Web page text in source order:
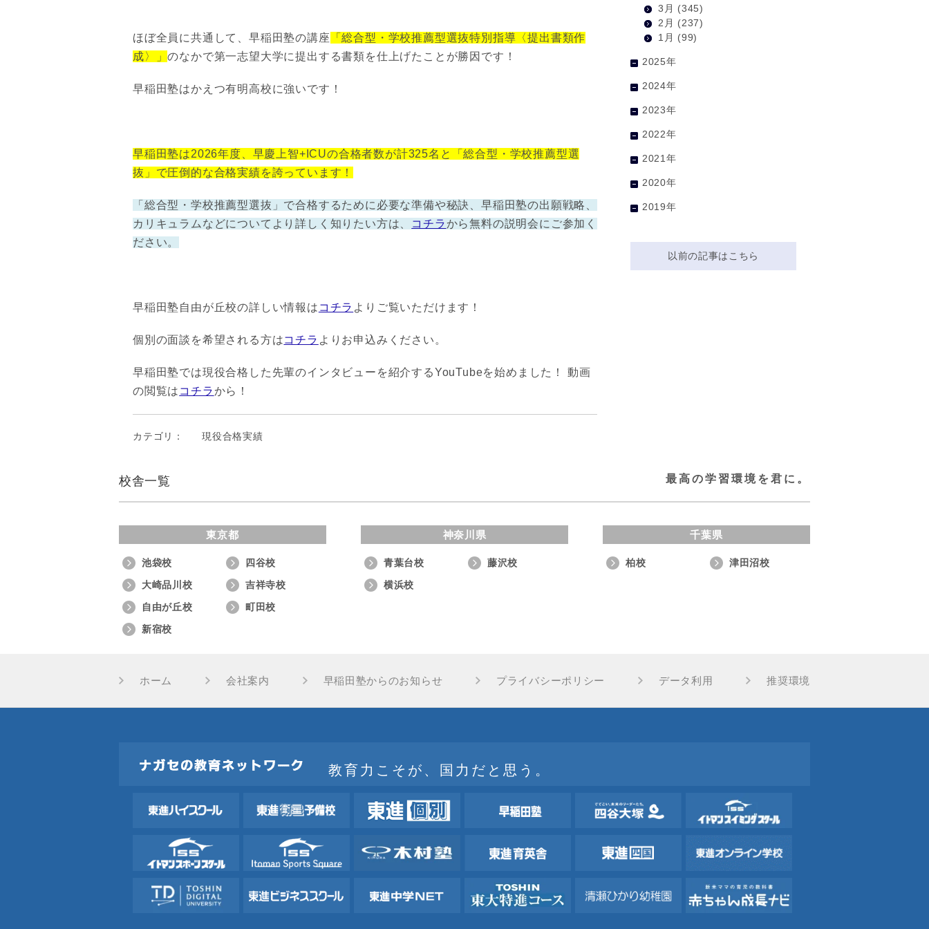
ほぼ全員に共通して、早稲田塾の講座 「総合型・学校推薦型選抜特別指導〈提出書類作
成〉」のなかで第一志望大学に提出する書類を仕上げたことが勝因です！
早稲田塾はかえつ有明高校に強いです！
早稲田塾は2026年度、早慶上智+ICUの合格者数が計325名と「総合型・学校推薦型選
抜」で圧倒的な合格実績を誇っています！
「総合型・学校推薦型選抜」で合格するために必要な準備や秘訣、早稲田塾の出願戦略、
カリキュラムなどについてより詳しく知りたい方は、
コチラから無料の説明会にご参加く
ださい。
早稲田塾自由が丘校の詳しい情報は コチラ よりご覧いただけます！
個別の面談を希望される方はコチラ よりお申込みください。
早稲田塾では現役合格した先輩のインタビューを紹介するYouTubeを始めました！ 動画
の閲覧は コチラから！
カテゴリ： 現役合格実績
3月 (345)
2月 (237)
1月 (99)
2025年
2024年
2023年
2022年
2021年
2020年
2019年
以前の記事はこちら
校舎一覧 最高の学習環境を君に。
東京都
池袋校
四谷校
大崎品川校
吉祥寺校
自由が丘校
町田校
新宿校
神奈川県
青葉台校
藤沢校
横浜校
千葉県
柏校 津田沼校
ホーム 会社案内 早稲田塾からのお知らせ プライバシーポリシー データ利用 推奨環境
教育力こそが、国力だと思う。